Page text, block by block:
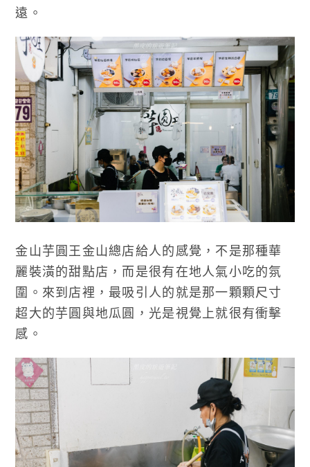
遠。
金山芋圓王金山總店給人的感覺，不是那種華
麗裝潢的甜點店，而是很有在地人氣小吃的氛
圍。來到店裡，最吸引人的就是那一顆顆尺寸
超大的芋圓與地瓜圓，光是視覺上就很有衝擊
感。